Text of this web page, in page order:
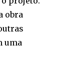
obra
uma